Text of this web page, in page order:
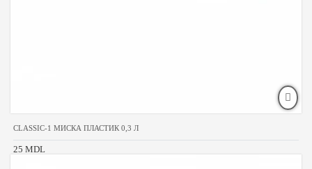
CLASSIC-1 МИСКА ПЛАСТИК 0,3 Л
25 MDL